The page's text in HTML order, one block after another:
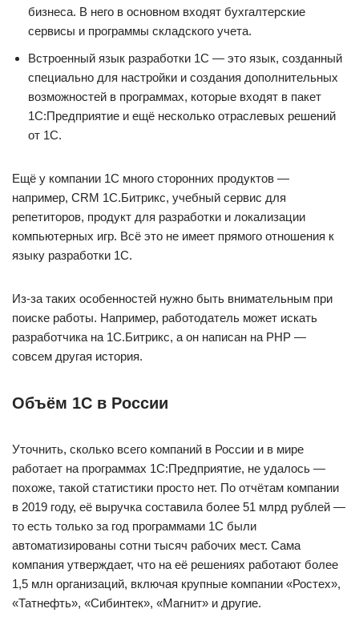
бизнеса. В него в основном входят бухгалтерские
сервисы и программы складского учета.
Встроенный язык разработки 1С — это язык, созданный
специально для настройки и создания дополнительных
возможностей в программах, которые входят в пакет
1С:Предприятие и ещё несколько отраслевых решений
от 1С.
Ещё у компании 1С много сторонних продуктов —
например, CRM 1С.Битрикс, учебный сервис для
репетиторов, продукт для разработки и локализации
компьютерных игр. Всё это не имеет прямого отношения к
языку разработки 1С.
Из-за таких особенностей нужно быть внимательным при
поиске работы. Например, работодатель может искать
разработчика на 1С.Битрикс, а он написан на PHP —
совсем другая история.
Объём 1С в России
Уточнить, сколько всего компаний в России и в мире
работает на программах 1С:Предприятие, не удалось —
похоже, такой статистики просто нет. По отчётам компании
в 2019 году, её выручка составила более 51 млрд рублей —
то есть только за год программами 1С были
автоматизированы сотни тысяч рабочих мест. Сама
компания утверждает, что на её решениях работают более
1,5 млн организаций, включая крупные компании «Ростех»,
«Татнефть», «Сибинтек», «Магнит» и другие.